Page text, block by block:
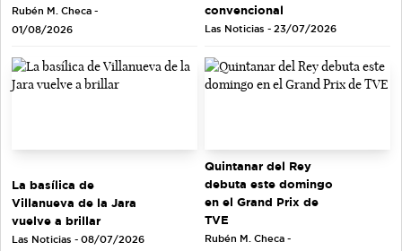
Rubén M. Checa -
01/08/2026
convencional
Las Noticias - 23/07/2026
La basílica de
Villanueva de la Jara
vuelve a brillar
Las Noticias - 08/07/2026
Quintanar del Rey
debuta este domingo
en el Grand Prix de
TVE
Rubén M. Checa -